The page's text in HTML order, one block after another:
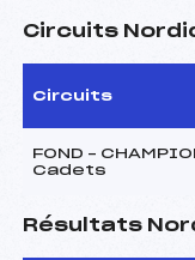
Circuits
Circuits
FOND –
Cadets
Résultats